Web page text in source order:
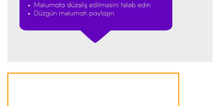
"Lids" tarixinin ən bahalı transferini reallaşdırdı
23:14 06.08.2026